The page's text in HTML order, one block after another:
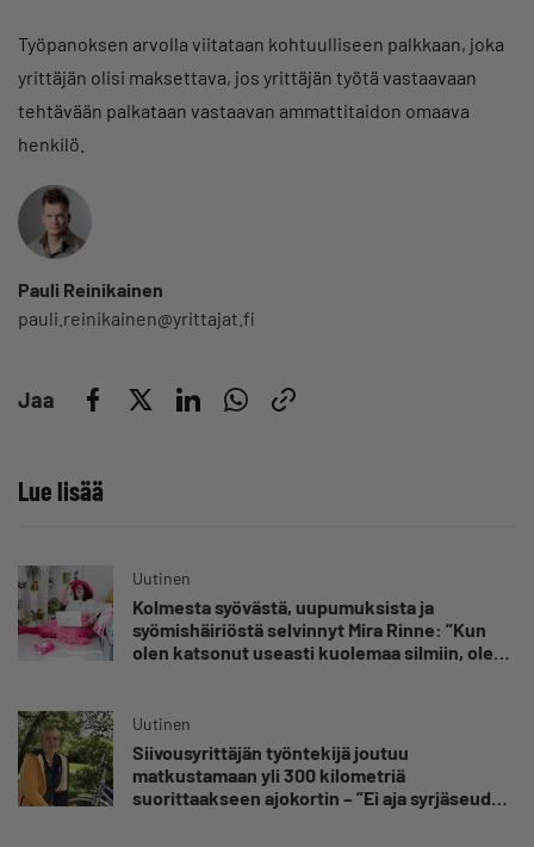
Työpanoksen arvolla viitataan kohtuulliseen palkkaan, joka
yrittäjän olisi maksettava, jos yrittäjän työtä vastaavaan
tehtävään palkataan vastaavan ammattitaidon omaava
henkilö.
Pauli Reinikainen
pauli.reinikainen@yrittajat.fi
Jaa
Lue lisää
Uutinen
Kolmesta syövästä, uupumuksista ja
syömishäiriöstä selvinnyt Mira Rinne: ”Kun
olen katsonut useasti kuolemaa silmiin, olen
Uutinen
Siivousyrittäjän työntekijä joutuu
matkustamaan yli 300 kilometriä
suorittaakseen ajokortin – ”Ei aja syrjäseudun